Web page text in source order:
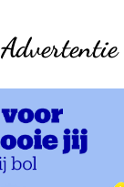
Advertentie